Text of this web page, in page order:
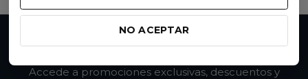
NO ACEPTAR
No te pierdas nada
Accede a promociones exclusivas, descuentos y